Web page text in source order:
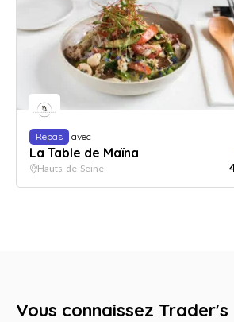
Repas avec
La Table de Maïna
Hauts-de-Seine
Vous connaissez Trader's